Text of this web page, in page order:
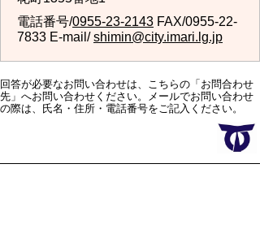
電話番号/0955-23-2143 FAX/0955-22-
7833 E-mail/shimin@city.imari.lg.jp
回答が必要なお問い合わせは、こちらの「お問合わせ
先」へお問い合わせください。メールでお問い合わせ
の際は、氏名・住所・電話番号をご記入ください。